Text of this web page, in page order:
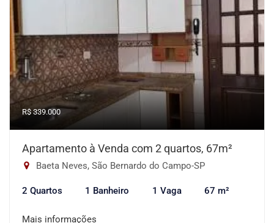
R$ 339.000
Apartamento à Venda com 2 quartos, 67m²
Baeta Neves, São Bernardo do Campo-SP
2 Quartos 1 Banheiro 1 Vaga 67 m²
Mais informações